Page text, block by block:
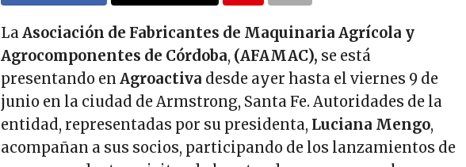
LaAsociación de Fabricantes de Maquinaria Agrícola y
Agrocomponentes de Córdoba, (AFAMAC), se está
presentando enAgroactiva desde ayer hasta el viernes 9 de
junio en la ciudad de Armstrong, Santa Fe. Autoridades de la
entidad, representadas por su presidenta, Luciana Mengo,
acompañan a sus socios, participando de los lanzamientos de